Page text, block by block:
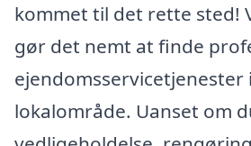
kommet til det rette sted!
gør det nemt at finde
ejendomsservicetjenester
lokalområde. Uanset om